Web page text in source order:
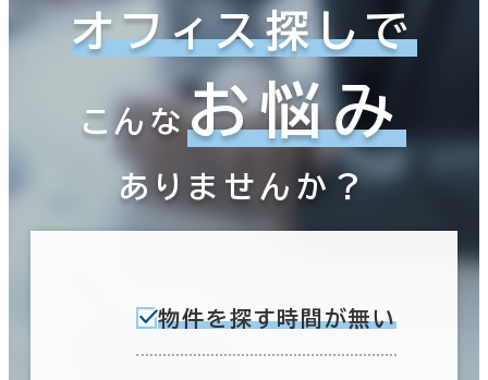
オフィス探しで
こんなお悩み
ありませんか？
物件を探す時間が無い